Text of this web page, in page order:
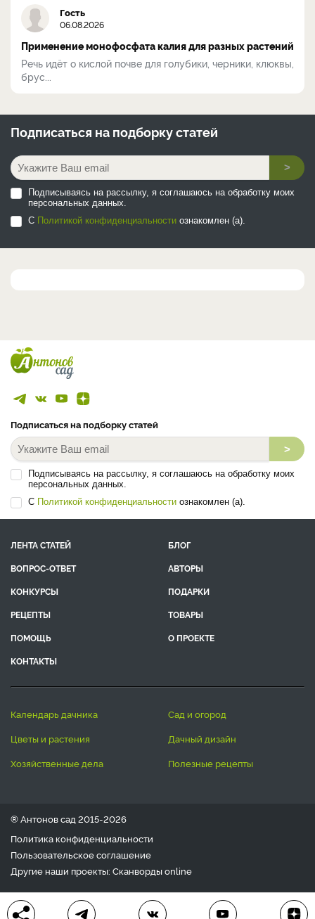
Гость
06.08.2026
Применение монофосфата калия для разных растений
Речь идёт о кислой почве для голубики, черники, клюквы,
брус...
Подписаться на подборку статей
>
Подписываясь на рассылку, я соглашаюсь на обработку моих
персональных данных.
С Политикой конфиденциальности ознакомлен (а).
Подписаться на подборку статей
>
Подписываясь на рассылку, я соглашаюсь на обработку моих
персональных данных.
С Политикой конфиденциальности ознакомлен (а).
ЛЕНТА СТАТЕЙ
БЛОГ
ВОПРОС-ОТВЕТ
АВТОРЫ
КОНКУРСЫ
ПОДАРКИ
РЕЦЕПТЫ
ТОВАРЫ
ПОМОЩЬ
О ПРОЕКТЕ
КОНТАКТЫ
календарь дачника
сад и огород
цветы и растения
дачный дизайн
хозяйственные дела
полезные рецепты
® Антонов сад 2015-2026
Политика конфиденциальности
Пользовательское соглашение
Другие наши проекты: Сканвордыonline
Любое использование материала допускается только с
письменного согласия редакции